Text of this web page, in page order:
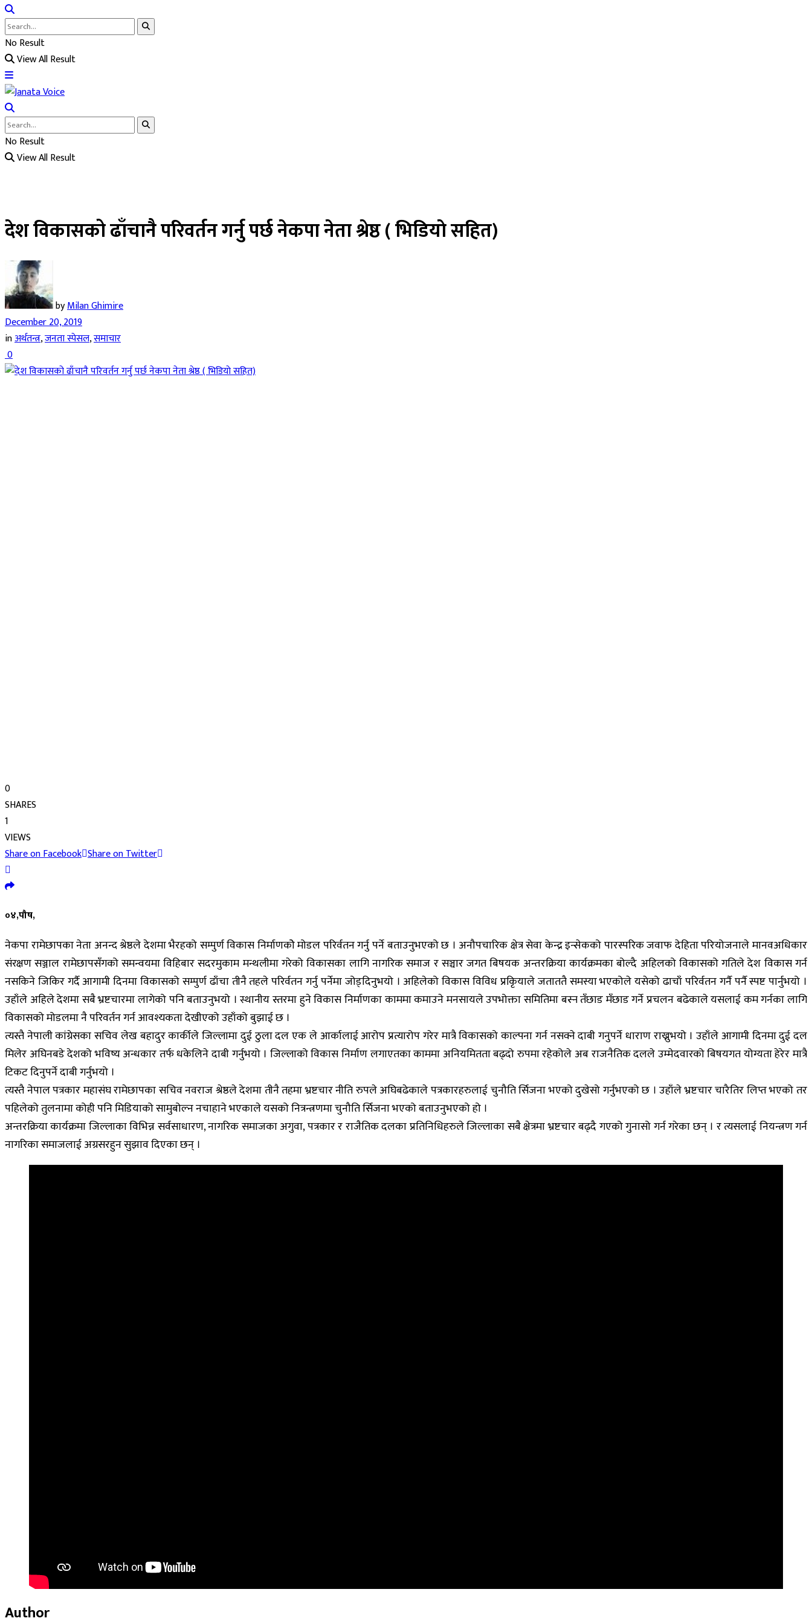
No Result
View All Result
No Result
View All Result
देश विकासको ढाँचानै परिवर्तन गर्नु पर्छ नेकपा नेता श्रेष्ठ ( भिडियाे सहित)
byMilan Ghimire
December 20, 2019
inअर्थतन्त्र,जनता स्पेसल,समाचार
0
0
SHARES
1
VIEWS
Share on Facebook Share on Twitter
०४,पौष,
नेकपा रामेछापका नेता अनन्द श्रेष्ठले देशमा भैरहको सम्पुर्ण विकास निर्माणकोे मोडल परिर्वतन गर्नु पर्ने बताउनुभएको छ । अनौपचारिक क्षेत्र सेवा केन्द्र इन्सेकको पारस्परिक जवाफ देहिता परियोजनाले मानवअधिकार
संरक्षण सञ्जाल रामेछापसँगको समन्वयमा विहिबार सदरमुकाम मन्थलीमा गरेको विकासका लागि नागरिक समाज र सञ्चार जगत बिषयक अन्तरक्रिया कार्यक्रमका बोल्दै अहिलको विकासको गतिले देश विकास गर्न
नसकिने जिकिर गर्दै आगामी दिनमा विकासको सम्पुर्ण ढाँचा तीनै तहले परिर्वतन गर्नु पर्नेमा जोड्दिनुभयो । अहिलेको विकास विविध प्रकिृयाले जताततै समस्या भएकोले यसेको ढाचाँ परिर्वतन गर्नै पर्नै स्पष्ट पार्नुभयो ।
उहाँले अहिले देशमा सबै भ्रष्टचारमा लागेको पनि बताउनुभयो । स्थानीय स्तरमा हुने विकास निर्माणका काममा कमाउने मनसायले उपभोक्ता समितिमा बस्न तँछाड मँछाड गर्ने प्रचलन बढेकाले यसलाई कम गर्नका लागि
विकासको मोडलमा नै परिवर्तन गर्न आवश्यकता देखीएको उहाँको बुझाई छ ।
त्यस्तै नेपाली कांग्रेसका सचिव लेख बहादुर कार्कीले जिल्लामा दुई ठुला दल एक ले आर्कालाई आरोप प्रत्यारोप गरेर मात्रै विकासको काल्पना गर्न नसक्ने दाबी गनुपर्ने धाराण राख्नुभयो । उहाँले आगामी दिनमा दुई दल
मिलेर अघिनबडे देशको भविष्य अन्धकार तर्फ धकेलिने दाबी गर्नुभयो । जिल्लाको विकास निर्माण लगाएतका काममा अनियमितता बढ्दो रुपमा रहेकोले अब राजनैतिक दलले उम्मेदवारको बिषयगत योग्यता हेरेर मात्रै
टिकट दिनुपर्ने दाबी गर्नुभयो ।
त्यस्तै नेपाल पत्रकार महासंघ रामेछापका सचिव नवराज श्रेष्ठले देशमा तीनै तहमा भ्रष्टचार नीति रुपले अघिबढेकाले पत्रकारहरुलाई चुनौति र्सिजना भएको दुखेसो गर्नुभएको छ । उहाँले भ्रष्टचार चारैतिर लिप्त भएको तर
पहिलेको तुलनामा कोही पनि मिडियाको सामुबोल्न नचाहाने भएकाले यसको नित्रन्त्रणमा चुनौति र्सिजना भएको बताउनुभएको हो ।
अन्तरक्रिया कार्यक्रमा जिल्लाका विभिन्न सर्वसाधारण, नागरिक समाजका अगुवा, पत्रकार र राजैतिक दलका प्रतिनिधिहरुले जिल्लाका सबै क्षेत्रमा भ्रष्टचार बढ्दै गएको गुनासो गर्न गरेका छन् । र त्यसलाई नियन्त्रण गर्न
नागरिका समाजलाई अग्रसरहुन सुझाव दिएका छन् ।
Author